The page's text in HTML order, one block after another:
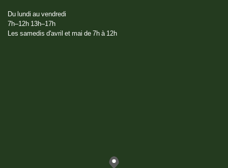
Du lundi au vendredi
7h–12h 13h–17h
Les samedis d'avril et mai de 7h à 12h